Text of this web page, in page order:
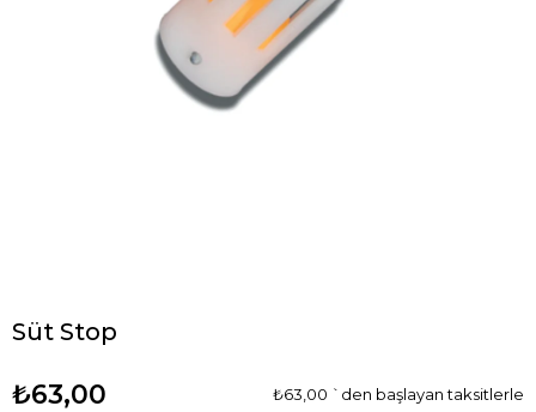
Süt Stop
₺63,00 ₺63,00 `den başlayan taksitlerle